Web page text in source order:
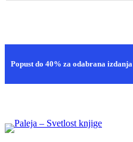
Popust do 40% za odabrana izdanja